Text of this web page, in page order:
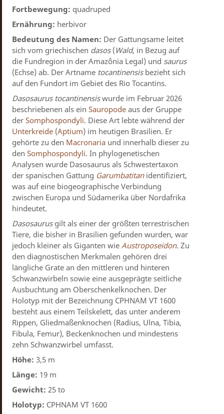
Fortbewegung: quadruped
Ernährung: herbivor
Bedeutung des Namen: Der Gattungsame leitet
sich vom griechischen dasos( Wald, in Bezug auf
die Fundregion in der Amazônia Legal) und saurus
(Echse) ab. Der Artname tocantinensisbezieht sich
auf den Fundort im Gebiet des Rio Tocantins.
Dasosaurus tocantinensiswurde im Februar 2026
beschriebenen als einSauropode aus der Gruppe
derSomphospondyli. Diese Art lebte während der
Unterkreide (Aptium) im heutigen Brasilien. Er
gehörte zu den Macronaria und innerhalb dieser zu
denSomphospondyli. In phylogenetischen
Analysen wurde Dasosaurus als Schwestertaxon
der spanischen Gattung Garumbatitanidentifiziert,
was auf eine biogeographische Verbindung
zwischen Europa und Südamerika über Nordafrika
hindeutet.
Dasosaurusgilt als einer der größten terrestrischen
Tiere, die bisher in Brasilien gefunden wurden, war
jedoch kleiner als Giganten wieAustroposeidon. Zu
den diagnostischen Merkmalen gehören drei
längliche Grate an den mittleren und hinteren
Schwanzwirbeln sowie eine ausgeprägte seitliche
Ausbuchtung am Oberschenkelknochen. Der
Holotyp mit der Bezeichnung CPHNAM VT 1600
besteht aus einem Teilskelett, das unter anderem
Rippen, Gliedmaßenknochen (Radius, Ulna, Tibia,
Fibula, Femur), Beckenknochen und mindestens
zehn Schwanzwirbel umfasst.
Höhe: 3,5 m
Länge: 19 m
Gewicht: 25 to
Holotyp: CPHNAM VT 1600